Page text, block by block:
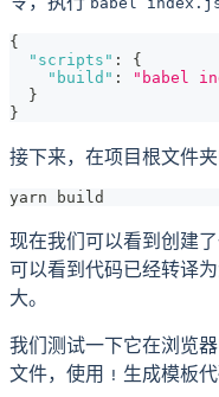
{
"scripts" :
{
"build" :
"babel
}
}
接下来，在项目根文件夹
yarn build
现在我们可以看到创建了
可以看到代码已经转译
大。
我们测试一下它在浏览
文件，使用
! 生成模板代